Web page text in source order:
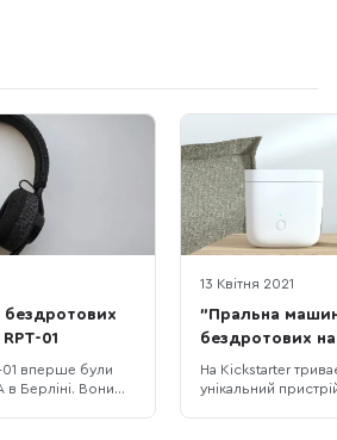
01
01 вперше були
в Берліні. Вони
13 Квітня 2021
"Пральна
бездротових
На Kickstarter
унікальний